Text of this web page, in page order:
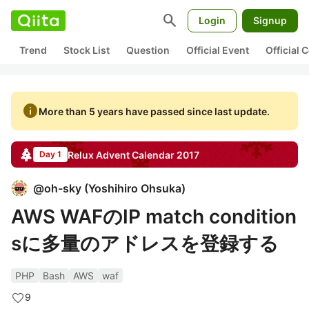
search Login Signup
Trend Stock List Question Official Event Official
infoMore than 5 years have passed since last update.
Day 1 ReluxAdvent Calendar 2017
@oh-sky (Yoshihiro Ohsuka)
AWS WAFのIP match condition
sに多量のアドレスを登録する
PHP Bash AWS
waf
9